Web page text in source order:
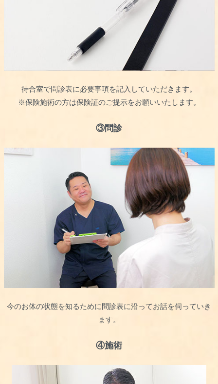
待合室で問診表に必要事項を記入していただきます。
※保険施術の方は保険証のご提示をお願いいたします。
③問診
今のお体の状態を知るために問診表に沿ってお話を伺っていき
ます。
④施術